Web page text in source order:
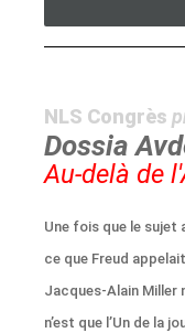
NLS Congrès
Dossia
Au-delà de
Une fois que le sujet
ce que Freud
Jacques-Alain Miller
n’est que l’Un de la